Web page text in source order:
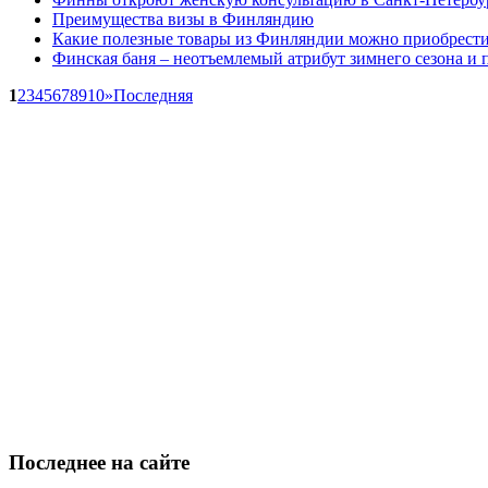
Преимущества визы в Финляндию
Какие полезные товары из Финляндии можно приобрести
Финская баня – неотъемлемый атрибут зимнего сезона и
12345678910»Последняя
Последнее на сайте